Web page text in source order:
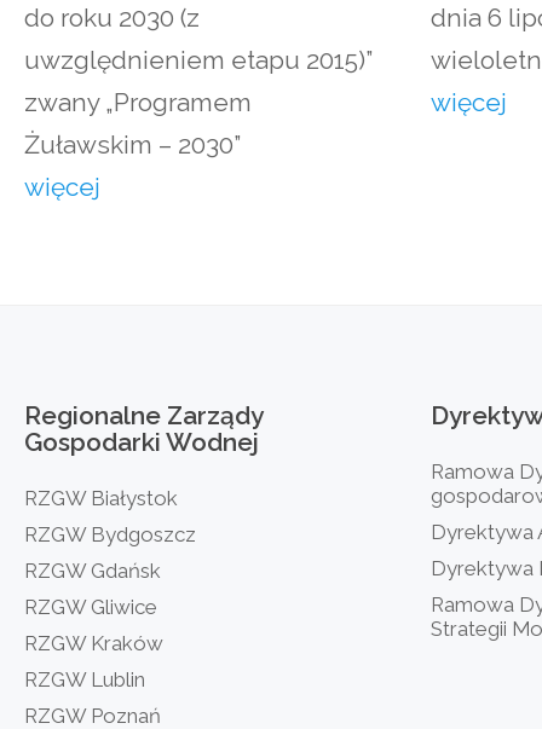
do roku 2030 (z
uwzględnieniem etapu 2015)”
zwany „Programem
Żuławskim – 2030”
więcej
dnia 6
więcej
Regionalne Zarządy
Gospodarki Wodnej
RZGW Białystok
RZGW Bydgoszcz
RZGW Gdańsk
RZGW Gliwice
RZGW Kraków
RZGW Lublin
RZGW Poznań
Ramowa
Dyrektywa
Dyrektywa
Ramowa
Strategii